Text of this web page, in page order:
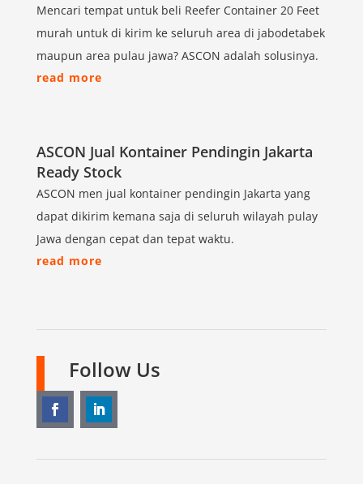
Mencari tempat untuk beli Reefer Container 20 Feet
murah untuk di kirim ke seluruh area di jabodetabek
maupun area pulau jawa? ASCON adalah solusinya.
read more
ASCON Jual Kontainer Pendingin Jakarta
Ready Stock
ASCON men jual kontainer pendingin Jakarta yang
dapat dikirim kemana saja di seluruh wilayah pulay
Jawa dengan cepat dan tepat waktu.
read more
Follow Us